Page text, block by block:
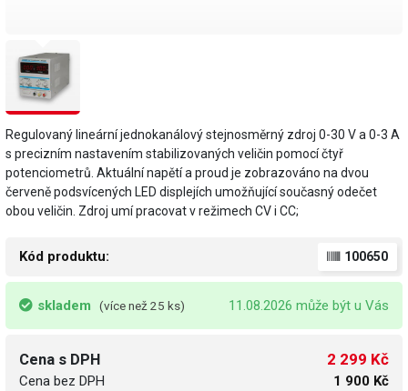
Regulovaný lineární jednokanálový stejnosměrný zdroj 0-30 V a 0-3 A
s precizním nastavením stabilizovaných veličin pomocí čtyř
potenciometrů. Aktuální napětí a proud je zobrazováno na dvou
červeně podsvícených LED displejích umožňující současný odečet
obou veličin. Zdroj umí pracovat v režimech CV i CC;
Kód produktu: 100650
skladem (více než 25 ks) 11.08.2026 může být u Vás
Cena s DPH
Cena bez DPH
2 299 Kč
1 900 Kč